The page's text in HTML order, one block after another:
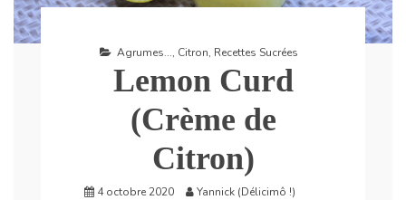
Agrumes..., Citron, Recettes Sucrées
Lemon Curd
(Crème de
Citron)
4 octobre 2020 Yannick (Délicimô !)